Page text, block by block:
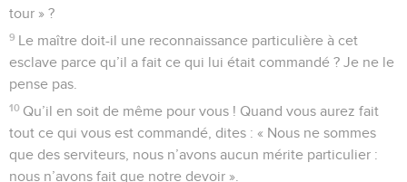
tour » ?
9 Le maître doit-il une reconnaissance particulière à cet
esclave parce qu’il a fait ce qui lui était commandé ? Je ne le
pense pas.
10 Qu’il en soit de même pour vous ! Quand vous aurez fait
tout ce qui vous est commandé, dites : « Nous ne sommes
que des serviteurs, nous n’avons aucun mérite particulier :
nous n’avons fait que notre devoir ».